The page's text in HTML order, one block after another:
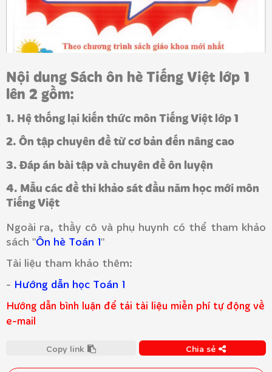
Nội dung Sách ôn hè Tiếng Việt lớp 1
lên 2 gồm:
1. Hệ thống lại kiến thức môn Tiếng Việt lớp 1
2. Ôn tập chuyên đề từ cơ bản đến nâng cao
3. Đáp án bài tập và chuyên đề ôn luyện
4. Mẫu các đề thi khảo sát đầu năm học mới môn
Tiếng Việt
Ngoài ra, thầy cô và phụ huynh có thể tham khảo
sách "Ôn hè Toán 1"
Tài liệu tham khảo thêm:
- Hướng dẫn học Toán 1
Hướng dẫn bình luận để tải tài liệu miễn phí tự động về
e-mail
Copy link Chia sẻ